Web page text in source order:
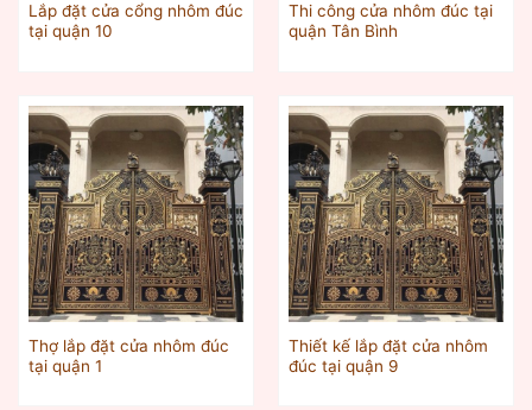
Lắp đặt cửa cổng nhôm đúc
tại quận 10
Thi công cửa nhôm đúc tại
quận Tân Bình
Thợ lắp đặt cửa nhôm đúc
tại quận 1
Thiết kế lắp đặt cửa nhôm
đúc tại quận 9